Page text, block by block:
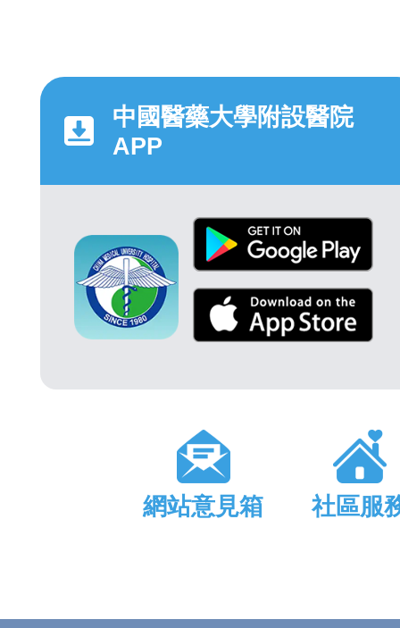
中國醫藥大學附設醫院
APP
網站意見箱 社區服